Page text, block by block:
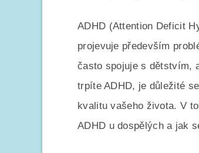
ADHD (Attention Deficit
projevuje především
často spojuje s dětstvím,
trpíte ADHD, je důležité
kvalitu vašeho života. V
ADHD u dospělých a jak